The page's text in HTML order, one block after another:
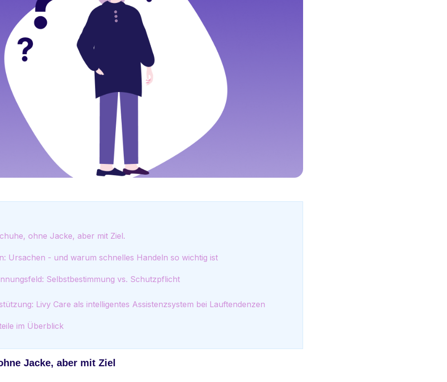
ohne Jacke, aber mit Ziel.
Ursachen - und warum schnelles Handeln so wichtig ist
Selbstbestimmung vs. Schutzpflicht
Livy Care als intelligentes Assistenzsystem bei Lauftendenzen
im Überblick
Jacke, aber mit Ziel